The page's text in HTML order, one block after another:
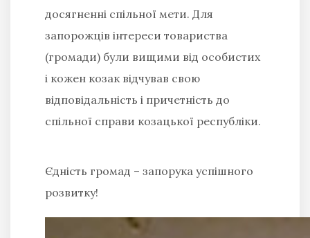
досягненні спільної мети. Для
запорожців інтереси товариства
(громади) були вищими від особистих
і кожен козак відчував свою
відповідальність і причетність до
спільної справи козацької республіки.
Єдність громад – запорука успішного
розвитку!